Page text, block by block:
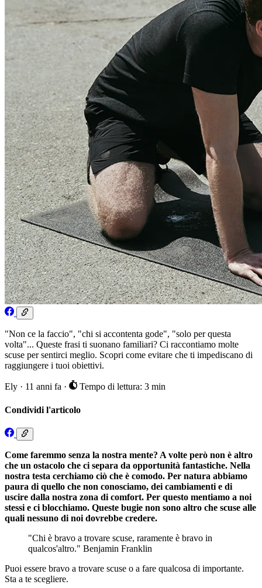
"Non ce la faccio", "chi si accontenta gode", "solo per questa
volta"... Queste frasi ti suonano familiari? Ci raccontiamo molte
scuse per sentirci meglio. Scopri come evitare che ti impediscano di
raggiungere i tuoi obiettivi.
Ely · 11 anni fa · Tempo di lettura: 3 min
Condividi l'articolo
Come faremmo senza la nostra mente? A volte però non è altro
che un ostacolo che ci separa da opportunità fantastiche. Nella
nostra testa cerchiamo ciò che è comodo. Per natura abbiamo
paura di quello che non conosciamo, dei cambiamenti e di
uscire dalla nostra zona di comfort. Per questo mentiamo a noi
stessi e ci blocchiamo. Queste bugie non sono altro che scuse alle
quali nessuno di noi dovrebbe credere.
"Chi è bravo a trovare scuse, raramente è bravo in
qualcos'altro." Benjamin Franklin
Puoi essere bravo a trovare scuse o a fare qualcosa di importante.
Sta a te scegliere.